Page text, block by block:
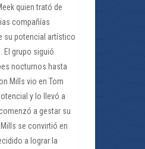
quien trató de
compañías
su potencial artístico
El grupo siguió
nocturnos hasta
Mills vio en Tom
y lo llevó a
a gestar su
se convirtió en
a lograr la